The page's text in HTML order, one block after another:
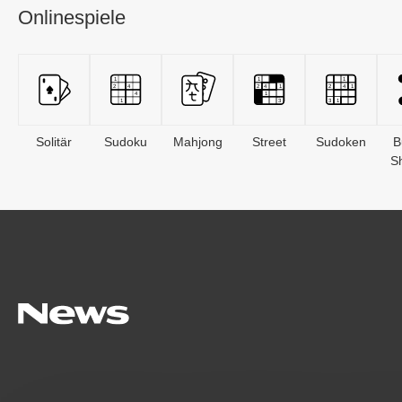
Onlinespiele
Solitär Sudoku Mahjong Street Sudoken